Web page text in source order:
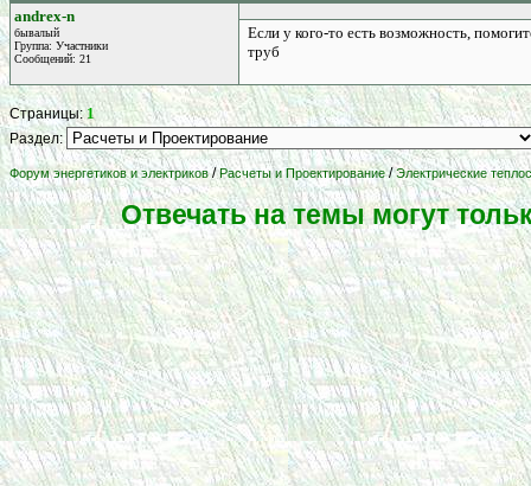
andrex-n
бывалый
Группа: Участники
Сообщений: 21
Если у кого-то есть возможность,
труб
Страницы:1
Раздел:
Форум энергетиков и электриков/Расчеты и Проектирование/Электрические
Отвечать на темы могут